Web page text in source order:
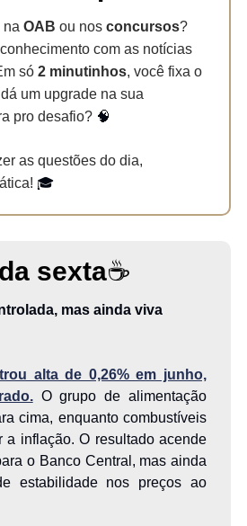
na OAB ou nos concursos?
com as notícias
só 2 minutinhos, você fixa o
um upgrade na sua
pro desafio? 🧠
as questões do dia,
🎓
sexta☕
mas ainda viva
alta de 0,26% em junho,
O grupo de alimentação
cima, enquanto combustíveis
a inflação. O resultado acende
o Banco Central, mas ainda
estabilidade nos preços ao